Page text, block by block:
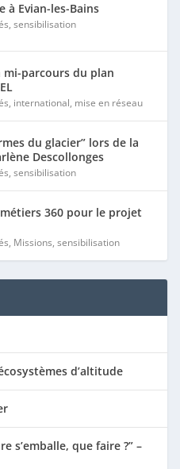
à Evian-les-Bains
, sensibilisation
mi-parcours du plan
, international, mise en réseau
du glacier” lors de la
Descollonges
, sensibilisation
360 pour le projet
, Missions, sensibilisation
d’altitude
s’emballe, que faire ?” –